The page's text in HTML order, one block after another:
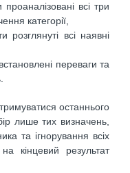
всі три
категорії,
всі наявні
переваги та
останнього
лише тих визначень,
та ігнорування всіх
кінцевий результат